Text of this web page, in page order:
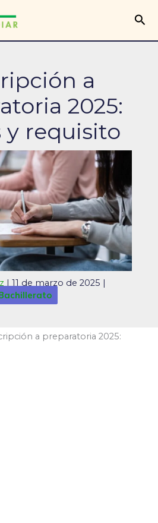
a
2025:
y requisito
| 11 de marzo de 2025 |
a preparatoria 2025: